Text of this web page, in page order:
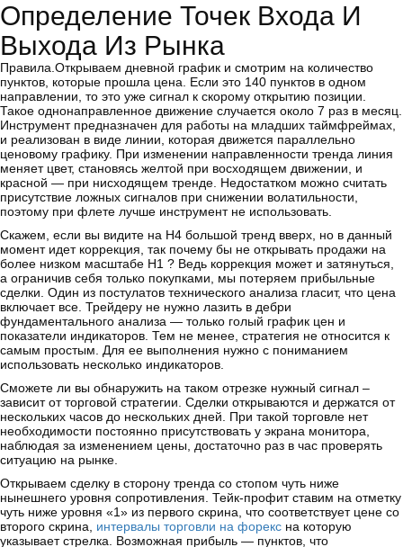
Определение Точек Входа И
Выхода Из Рынка
Правила.Открываем дневной график и смотрим на количество
пунктов, которые прошла цена. Если это 140 пунктов в одном
направлении, то это уже сигнал к скорому открытию позиции.
Такое однонаправленное движение случается около 7 раз в месяц.
Инструмент предназначен для работы на младших таймфреймах,
и реализован в виде линии, которая движется параллельно
ценовому графику. При изменении направленности тренда линия
меняет цвет, становясь желтой при восходящем движении, и
красной — при нисходящем тренде. Недостатком можно считать
присутствие ложных сигналов при снижении волатильности,
поэтому при флете лучше инструмент не использовать.
Скажем, если вы видите на Н4 большой тренд вверх, но в данный
момент идет коррекция, так почему бы не открывать продажи на
более низком масштабе Н1 ? Ведь коррекция может и затянуться,
а ограничив себя только покупками, мы потеряем прибыльные
сделки. Один из постулатов технического анализа гласит, что цена
включает все. Трейдеру не нужно лазить в дебри
фундаментального анализа — только голый график цен и
показатели индикаторов. Тем не менее, стратегия не относится к
самым простым. Для ее выполнения нужно с пониманием
использовать несколько индикаторов.
Сможете ли вы обнаружить на таком отрезке нужный сигнал –
зависит от торговой стратегии. Сделки открываются и держатся от
нескольких часов до нескольких дней. При такой торговле нет
необходимости постоянно присутствовать у экрана монитора,
наблюдая за изменением цены, достаточно раз в час проверять
ситуацию на рынке.
Открываем сделку в сторону тренда со стопом чуть ниже
нынешнего уровня сопротивления. Тейк-профит ставим на отметку
чуть ниже уровня «1» из первого скрина, что соответствует цене со
второго скрина, интервалы торговли на форекс на которую
указывает стрелка. Возможная прибыль — пунктов, что